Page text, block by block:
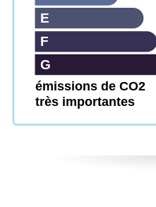
émissions de CO2
très importantes
G
F
E